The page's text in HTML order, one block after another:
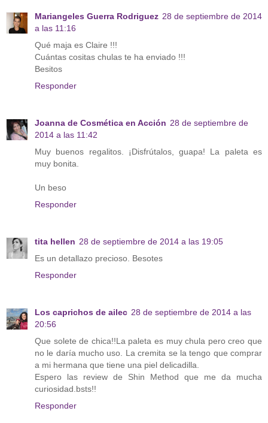
Mariangeles Guerra Rodriguez 28 de septiembre de 2014
a las 11:16
Qué maja es Claire !!!
Cuántas cositas chulas te ha enviado !!!
Besitos
Responder
Joanna de Cosmética en Acción 28 de septiembre de
2014 a las 11:42
Muy buenos regalitos. ¡Disfrútalos, guapa! La paleta es
muy bonita.
Un beso
Responder
tita hellen 28 de septiembre de 2014 a las 19:05
Es un detallazo precioso. Besotes
Responder
Los caprichos de ailec 28 de septiembre de 2014 a las
20:56
Que solete de chica!!La paleta es muy chula pero creo que
no le daría mucho uso. La cremita se la tengo que comprar
a mi hermana que tiene una piel delicadilla.
Espero las review de Shin Method que me da mucha
curiosidad.bsts!!
Responder